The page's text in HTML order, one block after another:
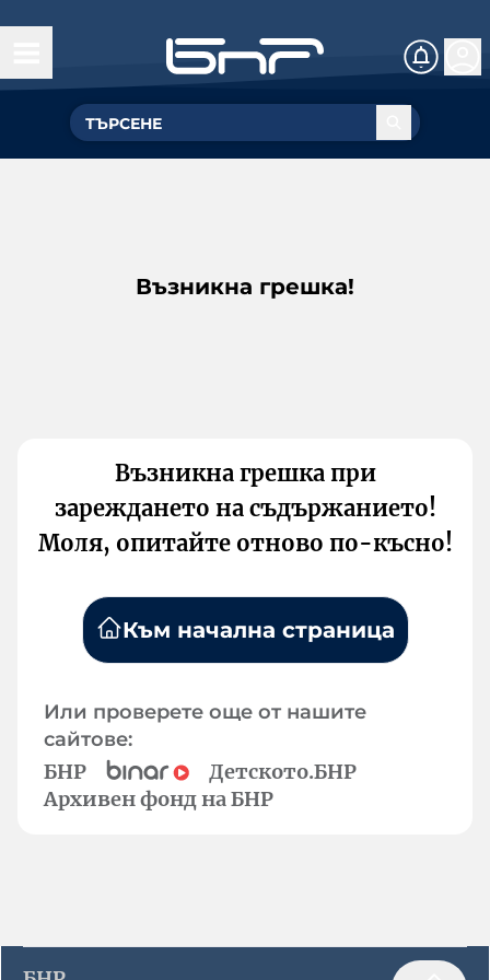
Възникна грешка!
Възникна грешка при
зареждането на съдържанието!
Моля, опитайте отново по-късно!
Към начална страница
Или проверете още от нашите
сайтове:
БНР
Детското.БНР
Архивен фонд на БНР